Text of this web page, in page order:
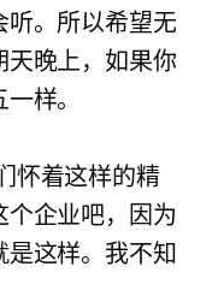
听。所以希望无
天晚上，如果你
样。
怀着这样的精
企业吧，因为
这样。我不知